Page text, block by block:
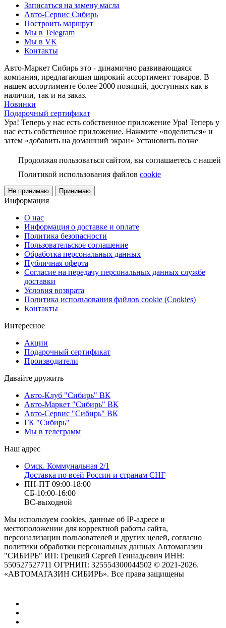
Записаться на замену масла
Авто-Сервис Сибирь
Построить маршрут
Мы в Telegram
Мы в VK
Контакты
Авто-Маркет Сибирь это - динамично развивающаяся
компания, предлагающая широкий ассортимент товаров. В
нашем ассортименте более 2000 позиций, доступных как в
наличии, так и на заказ.
Новинки
Подарочный сертификат
Ура! Теперь у нас есть собственное приложение Ура! Теперь у
нас есть собственное приложение. Нажмите «поделиться» и
затем «добавить на домашний экран» Установить позже
Продолжая пользоваться сайтом, вы соглашаетесь с нашей
Политикой использования файлов cookie
Не принимаю Принимаю
Информация
О нас
Информация о доставке и оплате
Политика безопасности
Пользовательское соглашение
Обработка персональных данных
Публичная оферта
Согласие на передачу персональных данных службе
доставки
Условия возврата
Политика использования файлов cookie (Cookies)
Контакты
Интересное
Акции
Подарочный сертификат
Производители
Давайте дружить
Авто-Клуб "Сибирь" ВК
Авто-Маркет "Сибирь" ВК
Авто-Сервис "Сибирь" ВК
ГК "Сибирь"
Мы в телеграмм
Наш адрес
Омск. Коммунальная 2/1
Доставка по всей России и странам СНГ
ПН-ПТ 09:00-18:00
СБ-10:00-16:00
ВС-выходной
Мы используем cookies, данные об IP-адресе и
местоположении для корректной работы сайта,
персонализации пользователей и других целей, согласно
политики обработки персональных данных Автомагазин
"СИБИРЬ" ИП: Грецкий Сергей Геннадьевич ИНН:
550527527711 ОГРНИП: 325554300044502 © 2021-2026.
«АВТОМАГАЗИН СИБИРЬ». Все права защищены